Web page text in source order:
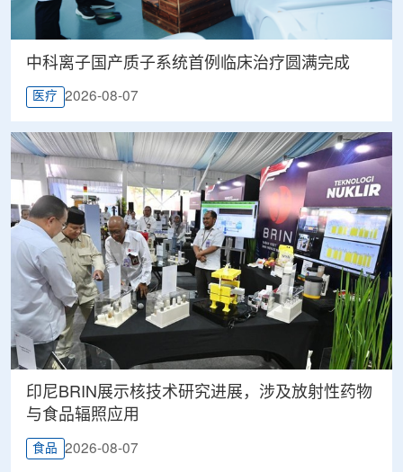
中科离子国产质子系统首例临床治疗圆满完成
医疗 2026-08-07
印尼BRIN展示核技术研究进展，涉及放射性药物
与食品辐照应用
食品 2026-08-07